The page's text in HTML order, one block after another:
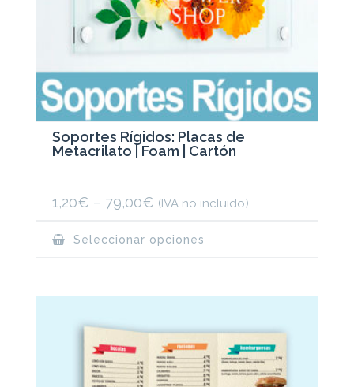
Soportes Rígidos: Placas de
Metacrilato | Foam | Cartón
1,20€ – 79,00€ (IVA no incluido)
Seleccionar opciones
may
be
chosen
on
the